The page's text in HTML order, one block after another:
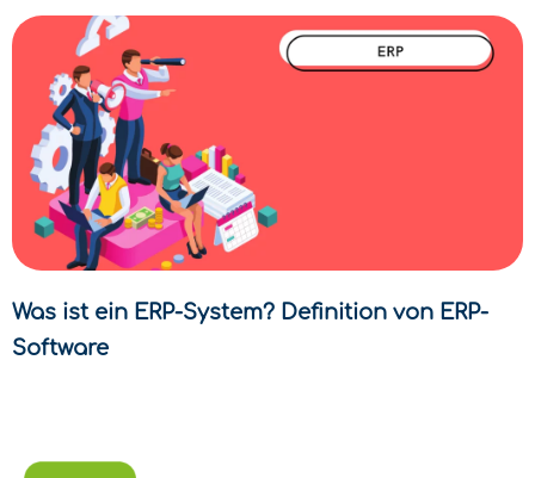
Was ist ein ERP-System? Definition von ERP-
Software